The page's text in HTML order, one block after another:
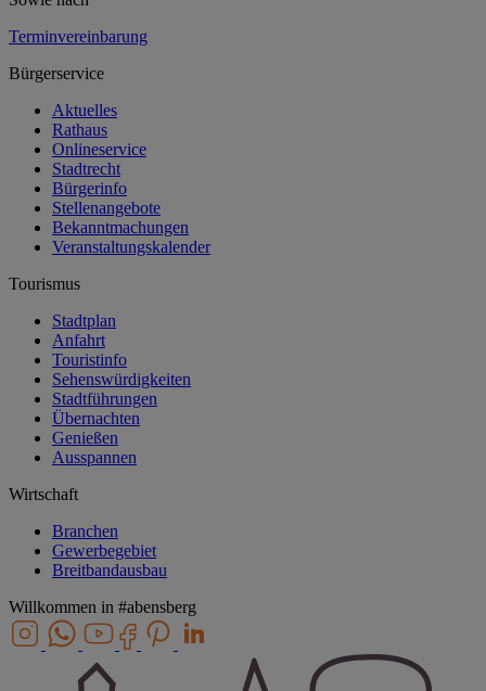
Terminvereinbarung
Bürgerservice
Aktuelles
Rathaus
Onlineservice
Stadtrecht
Bürgerinfo
Stellenangebote
Bekanntmachungen
Veranstaltungskalender
Tourismus
Stadtplan
Anfahrt
Touristinfo
Sehenswürdigkeiten
Stadtführungen
Übernachten
Genießen
Ausspannen
Wirtschaft
Branchen
Gewerbegebiet
Breitbandausbau
Willkommen in #abensberg